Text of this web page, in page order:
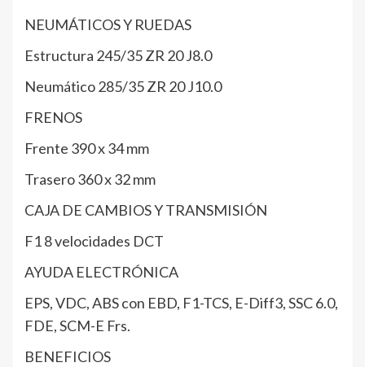
NEUMÁTICOS Y RUEDAS
Estructura 245/35 ZR 20 J8.0
Neumático 285/35 ZR 20 J10.0
FRENOS
Frente 390 x 34 mm
Trasero 360 x 32 mm
CAJA DE CAMBIOS Y TRANSMISIÓN
F1 8 velocidades DCT
AYUDA ELECTRÓNICA
EPS, VDC, ABS con EBD, F1-TCS, E-Diff3, SSC 6.0,
FDE, SCM-E Frs.
BENEFICIOS